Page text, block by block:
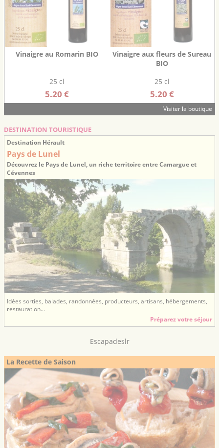
Vinaigre au Romarin BIO
25 cl
5.20 €
Vinaigre aux fleurs de Sureau
BIO
25 cl
5.20 €
Visiter la boutique
DESTINATION TOURISTIQUE
Destination Hérault
Pays de Lunel
Découvrez le Pays de Lunel, un riche territoire entre Camargue et
Cévennes
Idées sorties, balades, randonnées, producteurs, artisans, hébergements,
restauration...
Préparez votre séjour
Escapadeslr
La Recette de Saison